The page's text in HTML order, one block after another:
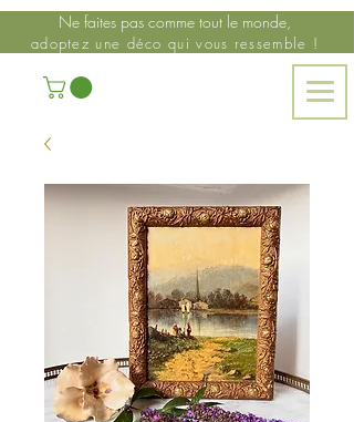
Ne faites pas comme tout le monde,
adoptez une déco qui vous ressemble !